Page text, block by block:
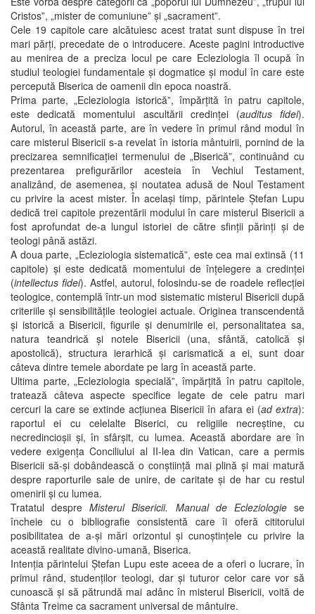
Cristos”, „mister de comuniune” și „sacrament”.
Cele 19 capitole care alcătuiesc acest tratat sunt dispuse în trei
mari părți, precedate de o introducere. Aceste pagini introductive
au menirea de a preciza locul pe care Ecleziologia îl ocupă în
studiul teologiei fundamentale și dogmatice și modul în care este
percepută Biserica de oamenii din epoca noastră.
Prima parte, „Ecleziologia istorică”, împărțită în patru capitole,
este dedicată momentului ascultării credinței (auditus fidei).
Autorul, în această parte, are în vedere în primul rând modul în
care misterul Bisericii s-a revelat în istoria mântuirii, pornind de la
precizarea semnificației termenului de „Biserică”, continuând cu
prezentarea prefigurărilor acesteia în Vechiul Testament,
analizând, de asemenea, și noutatea adusă de Noul Testament
cu privire la acest mister. În același timp, părintele Ștefan Lupu
dedică trei capitole prezentării modului în care misterul Bisericii a
fost aprofundat de-a lungul istoriei de către sfinții părinți și de
teologi până astăzi.
A doua parte, „Ecleziologia sistematică”, este cea mai extinsă (11
capitole) și este dedicată momentului de înțelegere a credinței
(intellectus fidei). Astfel, autorul, folosindu-se de roadele reflecției
teologice, contemplă într-un mod sistematic misterul Bisericii după
criteriile și sensibilitățile teologiei actuale. Originea transcendentă
și istorică a Bisericii, figurile și denumirile ei, personalitatea sa,
natura teandrică și notele Bisericii (una, sfântă, catolică și
apostolică), structura ierarhică și carismatică a ei, sunt doar
câteva dintre temele abordate pe larg în această parte.
Ultima parte, „Ecleziologia specială”, împărțită în patru capitole,
tratează câteva aspecte specifice legate de cele patru mari
cercuri la care se extinde acțiunea Bisericii în afara ei (ad extra):
raportul ei cu celelalte Biserici, cu religiile necreștine, cu
necredincioșii și, în sfârșit, cu lumea. Această abordare are în
vedere exigența Conciliului al II-lea din Vatican, care a permis
Bisericii să-și dobândească o conștiință mai plină și mai matură
despre raporturile sale de unire, de caritate și de har cu restul
omenirii și cu lumea.
Tratatul despreMisterul Bisericii. Manual de Ecleziologiese
încheie cu o bibliografie consistentă care îi oferă cititorului
posibilitatea de a-și mări orizontul și cunoștințele cu privire la
această realitate divino-umană, Biserica.
Intenția părintelui Ștefan Lupu este aceea de a oferi o lucrare, în
primul rând, studenților teologi, dar și tuturor celor care vor să
cunoască și să pătrundă mai adânc în misterul Bisericii, voită de
Sfânta Treime ca sacrament universal de mântuire.